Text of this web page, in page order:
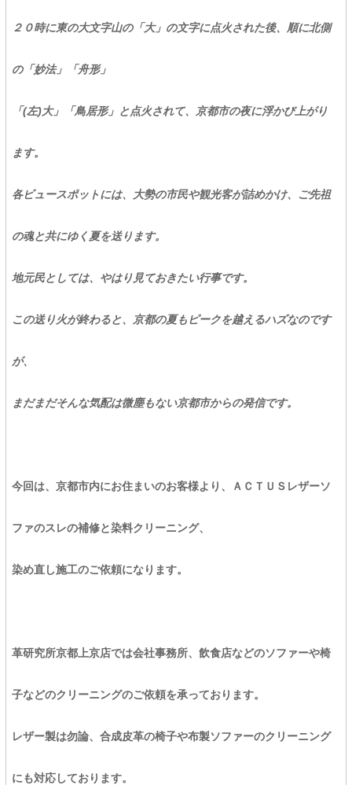
２０時に東の大文字山の「大」の文字に点火された後、順に北側
の「妙法」「舟形」
「(左)大」「鳥居形」と点火されて、京都市の夜に浮かび上がり
ます。
各ビュースポットには、大勢の市民や観光客が詰めかけ、ご先祖
の魂と共にゆく夏を送ります。
地元民としては、やはり見ておきたい行事です。
この送り火が終わると、京都の夏もピークを越えるハズなのです
が、
まだまだそんな気配は微塵もない京都市からの発信です。
今回は、京都市内にお住まいのお客様より、ＡＣＴＵＳレザーソ
ファのスレの補修と染料クリーニング、
染め直し施工のご依頼になります。
革研究所京都上京店では会社事務所、飲食店などのソファーや椅
子などのクリーニングのご依頼を承っております。
レザー製は勿論、合成皮革の椅子や布製ソファーのクリーニング
にも対応しております。